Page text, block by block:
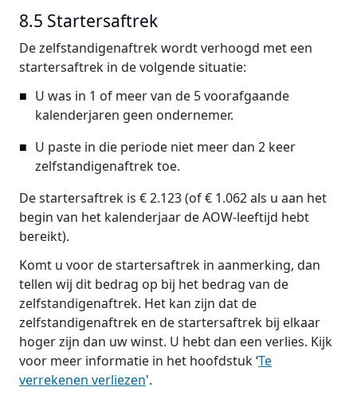
8.5 Startersaftrek
De zelfstandigenaftrek wordt verhoogd met een
startersaftrek in de volgende situatie:
U was in 1 of meer van de 5 voorafgaande
kalenderjaren geen ondernemer.
U paste in die periode niet meer dan 2 keer
zelfstandigenaftrek toe.
De startersaftrek is € 2.123 (of € 1.062 als u aan het
begin van het kalenderjaar de AOW-leeftijd hebt
bereikt).
Komt u voor de startersaftrek in aanmerking, dan
tellen wij dit bedrag op bij het bedrag van de
zelfstandigenaftrek. Het kan zijn dat de
zelfstandigenaftrek en de startersaftrek bij elkaar
hoger zijn dan uw winst. U hebt dan een verlies. Kijk
voor meer informatie in het hoofdstuk ‘Te
verrekenen verliezen'.